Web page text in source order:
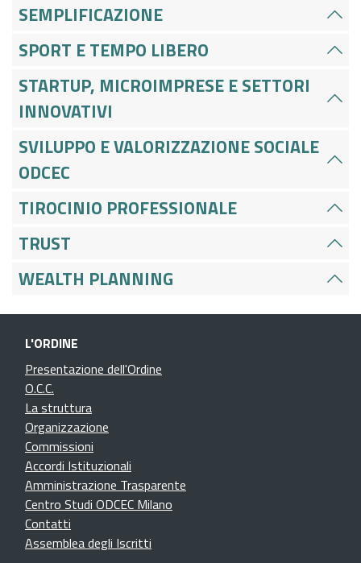
SEMPLIFICAZIONE
SPORT E TEMPO LIBERO
STARTUP, MICROIMPRESE E SETTORI
INNOVATIVI
SVILUPPO E VALORIZZAZIONE SOCIALE
ODCEC
TIROCINIO PROFESSIONALE
TRUST
WEALTH PLANNING
L'ORDINE
Presentazione dell'Ordine
O.C.C.
La struttura
Organizzazione
Commissioni
Accordi Istituzionali
Amministrazione Trasparente
Centro Studi ODCEC Milano
Contatti
Assemblea degli Iscritti